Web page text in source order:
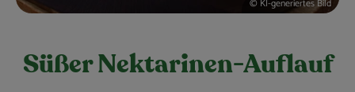
Vorratskammer
Kosmetik
© KI-generiertes Bild
Süßer Nektarinen-Auflauf